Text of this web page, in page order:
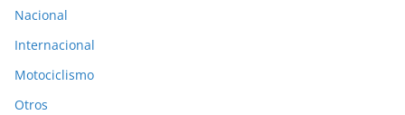
Nacional
Internacional
Motociclismo
Otros